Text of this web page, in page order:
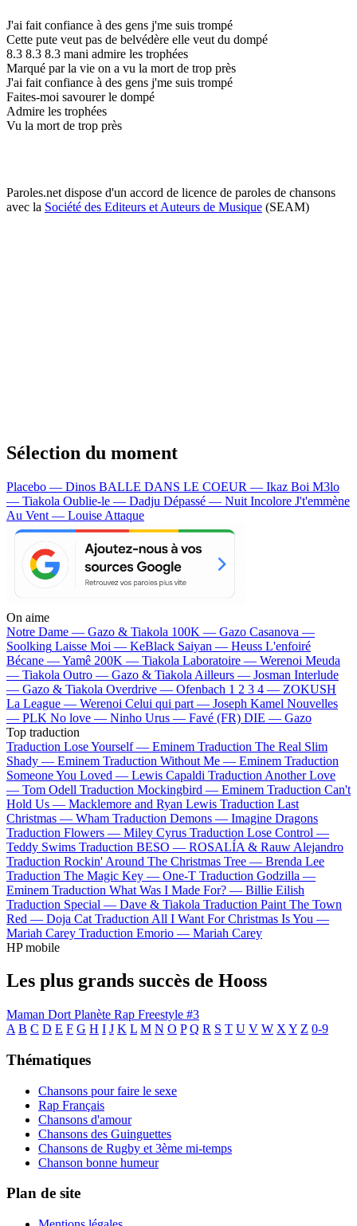
J'ai fait confiance à des gens j'me suis trompé
Cette pute veut pas de belvédère elle veut du dompé
8.3 8.3 8.3 mani admire les trophées
Marqué par la vie on a vu la mort de trop près
J'ai fait confiance à des gens j'me suis trompé
Faites-moi savourer le dompé
Admire les trophées
Vu la mort de trop près
Paroles.net dispose d'un accord de licence de paroles de chansons
avec la Société des Editeurs et Auteurs de Musique (SEAM)
Sélection du moment
Placebo — Dinos BALLE DANS LE COEUR — Ikaz Boi M3lo
— Tiakola Oublie-le — Dadju Dépassé — Nuit Incolore J't'emmène
Au Vent — Louise Attaque
On aime
Notre Dame — Gazo & Tiakola 100K — Gazo Casanova —
Soolking Laisse Moi — KeBlack Saiyan — Heuss L'enfoiré
Bécane —Yamê 200K — Tiakola Laboratoire — Werenoi Meuda
— Tiakola Outro — Gazo & Tiakola Ailleurs — Josman Interlude
— Gazo & Tiakola Overdrive — Ofenbach 1 2 3 4 — ZOKUSH
La League — Werenoi Celui qui part — Joseph Kamel Nouvelles
— PLK No love — Ninho Urus — Favé (FR) DIE — Gazo
Top traduction
Traduction Lose Yourself — Eminem Traduction The Real Slim
Shady — Eminem Traduction Without Me — Eminem Traduction
Someone You Loved — Lewis Capaldi Traduction Another Love
— Tom Odell Traduction Mockingbird — Eminem Traduction Can't
Hold Us — Macklemore and Ryan Lewis Traduction Last
Christmas — Wham Traduction Demons — Imagine Dragons
Traduction Flowers — Miley Cyrus Traduction Lose Control —
Teddy Swims Traduction BESO — ROSALÍA & Rauw Alejandro
Traduction Rockin' Around The Christmas Tree — Brenda Lee
Traduction The Magic Key — One-T Traduction Godzilla —
Eminem Traduction What Was I Made For? — Billie Eilish
Traduction Special — Dave & Tiakola Traduction Paint The Town
Red — Doja Cat Traduction All I Want For Christmas Is You —
Mariah Carey Traduction Emorio — Mariah Carey
HP mobile
Les plus grands succès de Hooss
Maman Dort Planète Rap Freestyle #3
A B C D E F G H I J K L M N O P Q R S T U V W X Y Z 0-9
Thématiques
Chansons pour faire le sexe
Rap Français
Chansons d'amour
Chansons des Guinguettes
Chansons de Rugby et 3ème mi-temps
Chanson bonne humeur
Plan de site